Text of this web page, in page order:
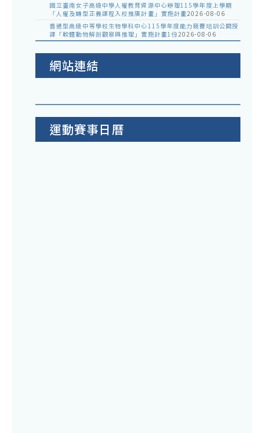
國立臺南女子高級中學人權教育資源中心辦理115學年度上學期
「人權及轉型正義課程入校推廣計畫」實施計畫2026-08-06
普通型高級中等學校生物學科中心115學年度能力競賽培訓公開授
課「軟體動物解剖觀察與推理」實施計畫1份2026-08-06
網站連結
運動賽事日曆